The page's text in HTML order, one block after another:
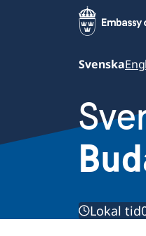
Svenska
Lokal tid